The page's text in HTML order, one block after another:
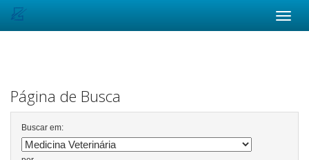
Página de Busca
Buscar em: